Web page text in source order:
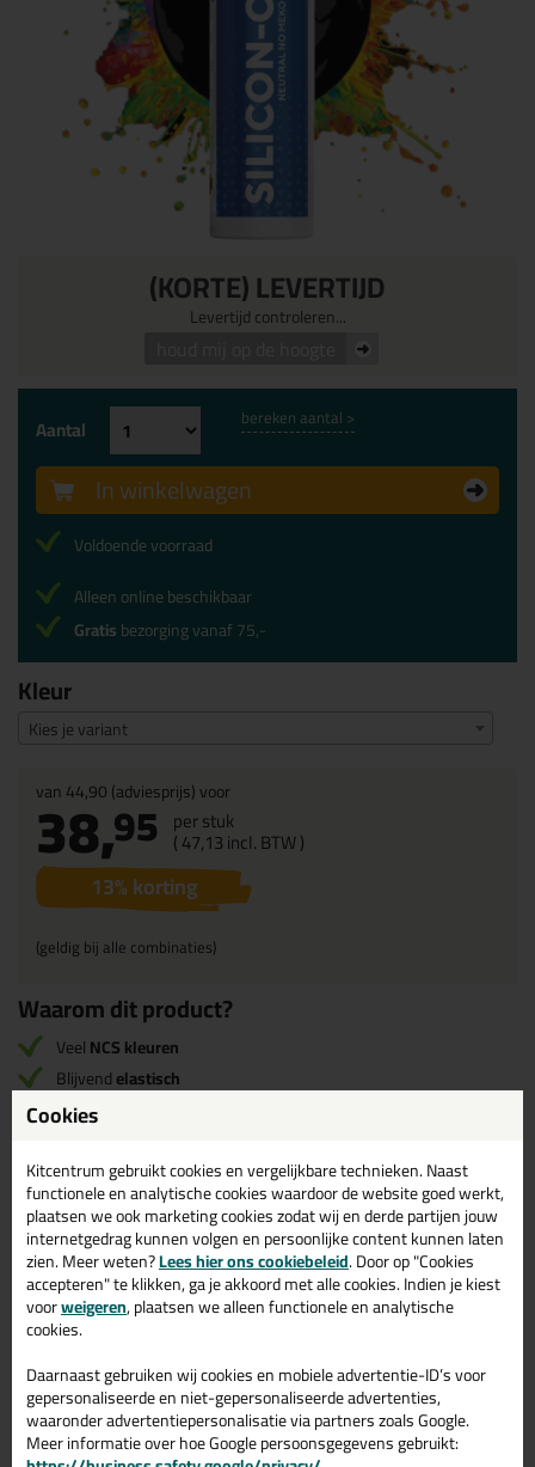
(KORTE) LEVERTIJD
Levertijd controleren...
Kleur
Kies je variant
van44,90(adviesprijs) voor
38,95 per stuk
(47,13incl. BTW )
13% korting
(geldig bij alle combinaties)
Aantal bereken aantal >
In winkelwagen
Voldoende voorraad
Alleen online beschikbaar
Gratisbezorging vanaf 75,-
Waarom dit product?
VeelNCS kleuren
Blijvendelastisch
Zuurvrij
Omschrijving Specificaties Reviews (0)
Reviews voor:Seal-It Silicon 218 in NCS
kleur
Er zijn nog geen reviews geschreven voor Seal-It Silicon 218 in
NCS kleur.
Cookies
Kitcentrum gebruikt cookies en vergelijkbare technieken. Naast
functionele en analytische cookies waardoor de website goed werkt,
plaatsen we ook marketing cookies zodat wij en derde partijen jouw
internetgedrag kunnen volgen en persoonlijke content kunnen laten
zien. Meer weten?Lees hier ons cookiebeleid. Door op "Cookies
accepteren" te klikken, ga je akkoord met alle cookies. Indien je kiest
voorweigeren, plaatsen we alleen functionele en analytische
cookies.
Daarnaast gebruiken wij cookies en mobiele advertentie-ID’s voor
gepersonaliseerde en niet-gepersonaliseerde advertenties,
waaronder advertentiepersonalisatie via partners zoals Google.
Meer informatie over hoe Google persoonsgegevens gebruikt: